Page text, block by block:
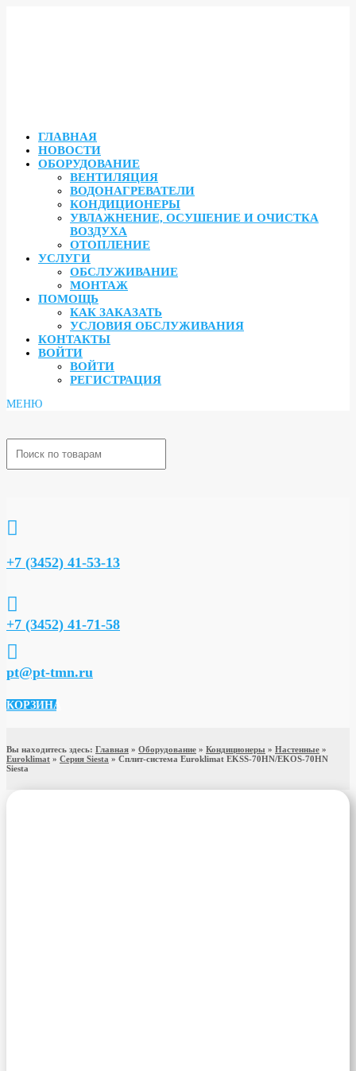
ГЛАВНАЯ
НОВОСТИ
ОБОРУДОВАНИЕ
ВЕНТИЛЯЦИЯ
ВОДОНАГРЕВАТЕЛИ
КОНДИЦИОНЕРЫ
УВЛАЖНЕНИЕ, ОСУШЕНИЕ И ОЧИСТКА
ВОЗДУХА
ОТОПЛЕНИЕ
УСЛУГИ
ОБСЛУЖИВАНИЕ
МОНТАЖ
ПОМОЩЬ
КАК ЗАКАЗАТЬ
УСЛОВИЯ ОБСЛУЖИВАНИЯ
КОНТАКТЫ
ВОЙТИ
ВОЙТИ
РЕГИСТРАЦИЯ

+7 (3452) 41-53-13

+7 (3452) 41-71-58

pt@pt-tmn.ru
КОРЗИНА
Вы находитесь здесь: Главная » Оборудование » Кондиционеры » Настенные »
Euroklimat » Серия Siesta » Сплит-система Euroklimat EKSS-70HN/EKOS-70HN
Siesta